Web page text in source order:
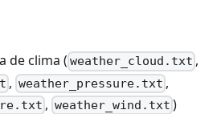
de clima ( weather_cloud.txt ,
, weather_pressure.txt ,
, weather_wind.txt )